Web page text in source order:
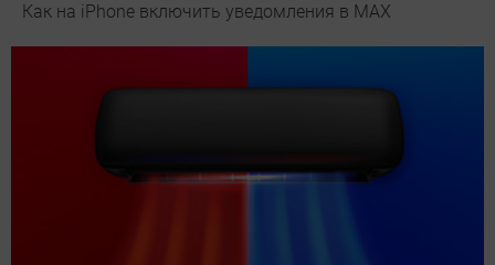
Как на iPhone включить уведомления в MAX